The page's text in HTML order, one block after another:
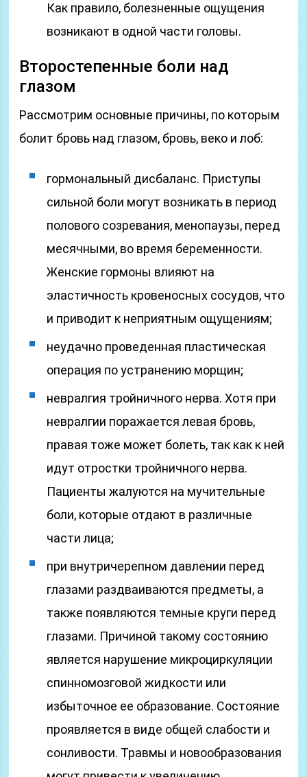
Как правило, болезненные ощущения
возникают в одной части головы.
Второстепенные боли над
глазом
Рассмотрим основные причины, по которым
болит бровь над глазом, бровь, веко и лоб:
гормональный дисбаланс. Приступы
сильной боли могут возникать в период
полового созревания, менопаузы, перед
месячными, во время беременности.
Женские гормоны влияют на
эластичность кровеносных сосудов, что
и приводит к неприятным ощущениям;
неудачно проведенная пластическая
операция по устранению морщин;
невралгия тройничного нерва. Хотя при
невралгии поражается левая бровь,
правая тоже может болеть, так как к ней
идут отростки тройничного нерва.
Пациенты жалуются на мучительные
боли, которые отдают в различные
части лица;
при внутричерепном давлении перед
глазами раздваиваются предметы, а
также появляются темные круги перед
глазами. Причиной такому состоянию
является нарушение микроциркуляции
спинномозговой жидкости или
избыточное ее образование. Состояние
проявляется в виде общей слабости и
сонливости. Травмы и новообразования